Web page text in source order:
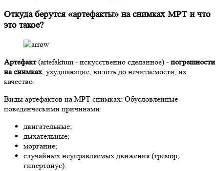
Откуда берутся «артефакты» на снимках МРТ и что
это такое?
Артефакт(artefaktum - искусственно сделанное) - погрешности
на снимках, ухудшающие, вплоть до нечитаемости, их
качество.
Виды артефактов на МРТ снимках: Обусловленные
поведенческими причинами:
двигательные;
дыхательные;
моргание;
случайных неуправляемых движения (тремор,
гипертонус).